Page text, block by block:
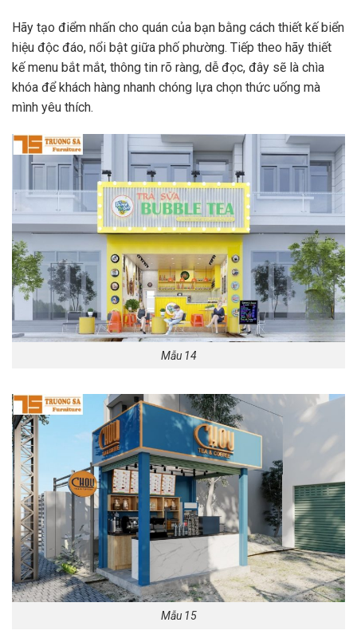
Hãy tạo điểm nhấn cho quán của bạn bằng cách thiết kế biển
hiệu độc đáo, nổi bật giữa phố phường. Tiếp theo hãy thiết
kế menu bắt mắt, thông tin rõ ràng, dễ đọc, đây sẽ là chìa
khóa để khách hàng nhanh chóng lựa chọn thức uống mà
mình yêu thích.
Mẫu 14
Mẫu 15